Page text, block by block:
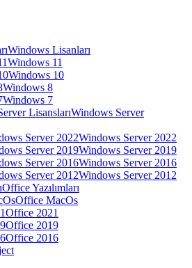
Windows Lisanları
Windows 11
Windows 10
Windows 8
Windows 7
Windows Server
Windows Server 2022
Windows Server 2019
Windows Server 2016
Windows Server 2012
Office Yazılımları
Office MacOs
Office 2021
Office 2019
Office 2016